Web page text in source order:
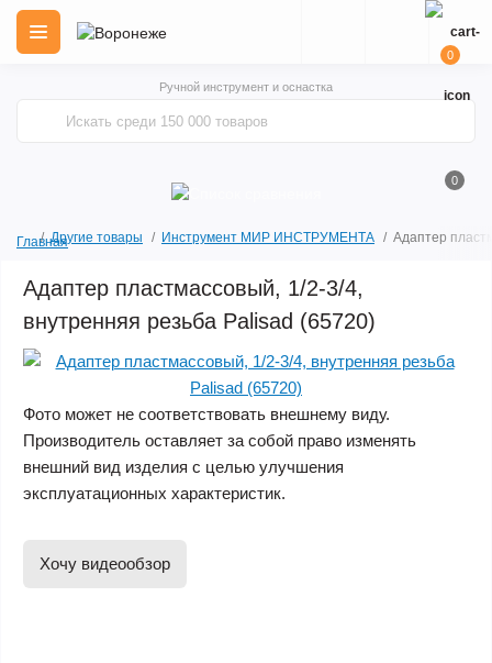
Ручной инструмент и оснастка
0
0
ГлавнаяДругие товары Инструмент МИР ИНСТРУМЕНТА Адаптер
Адаптер пластмассовый, 1/2-3/4,
внутренняя резьба Palisad (65720)
Фото может не соответствовать внешнему виду.
Производитель оставляет за собой право изменять
внешний вид изделия с целью улучшения
эксплуатационных характеристик.
Хочу видеообзор